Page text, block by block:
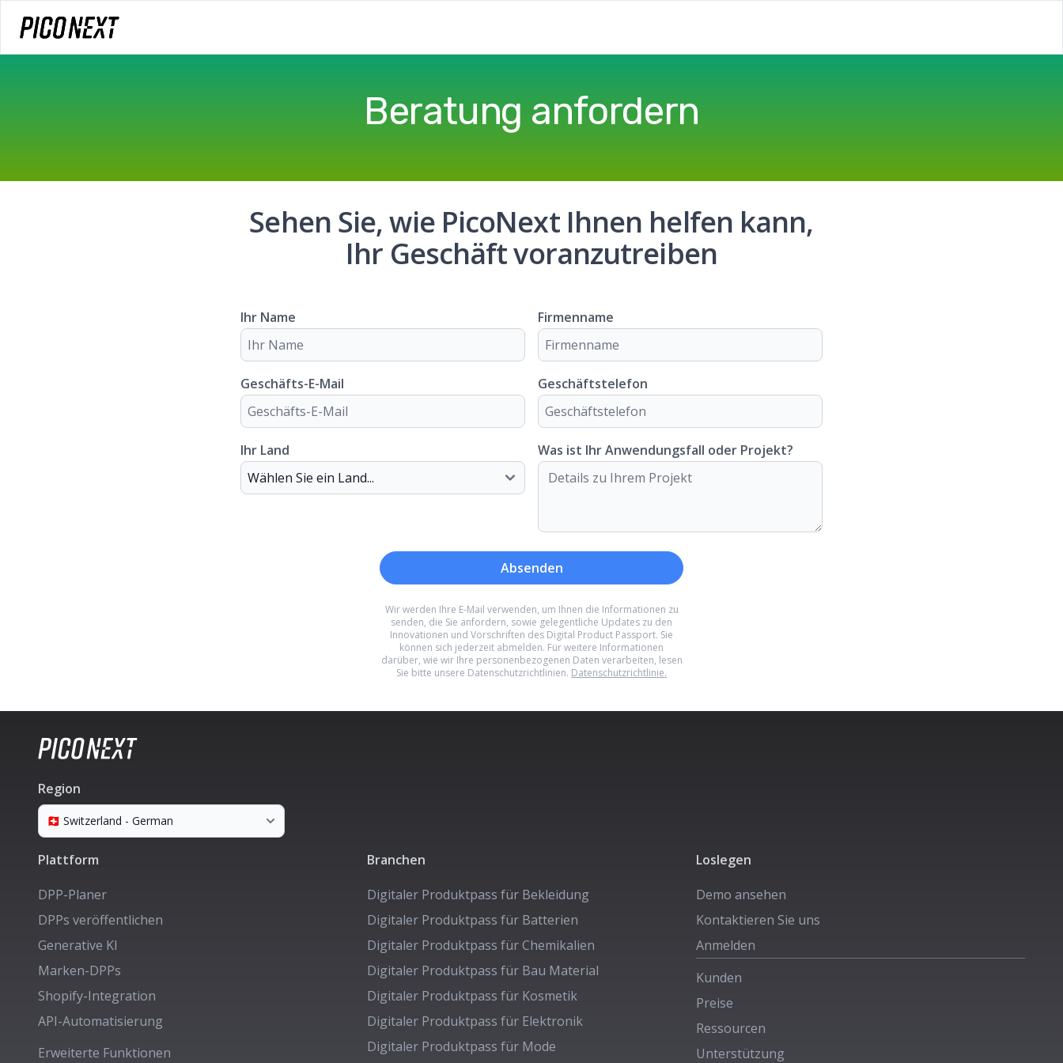
Beratung anfordern
Sehen Sie, wie PicoNext Ihnen helfen kann,
Ihr Geschäft voranzutreiben
Ihr Name Firmenname
Geschäfts-E-Mail Geschäftstelefon
Ihr Land Was ist Ihr Anwendungsfall oder Projekt?
Absenden
Wir werden Ihre E-Mail verwenden, um Ihnen die Informationen zu
senden, die Sie anfordern, sowie gelegentliche Updates zu den
Innovationen und Vorschriften des Digital Product Passport. Sie
können sich jederzeit abmelden. Für weitere Informationen
darüber, wie wir Ihre personenbezogenen Daten verarbeiten, lesen
Sie bitte unsere Datenschutzrichtlinien. Datenschutzrichtlinie.
Region
Plattform
DPP-Planer
DPPs veröffentlichen
Generative KI
Marken-DPPs
Shopify-Integration
API-Automatisierung
Erweiterte Funktionen
Branchen
Digitaler Produktpass für Bekleidung
Digitaler Produktpass für Batterien
Digitaler Produktpass fürChemikalien
Digitaler Produktpass für Bau Material
Digitaler Produktpass für Kosmetik
Digitaler Produktpass für Elektronik
Digitaler Produktpass für Mode
Loslegen
Demo ansehen
Kontaktieren Sie uns
Anmelden
Kunden
Preise
Ressourcen
Unterstützung